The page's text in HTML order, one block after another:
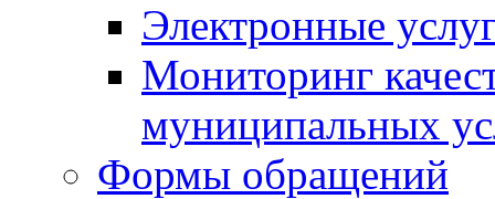
Электронные
Мониторинг
муниципальных
Формы обращений